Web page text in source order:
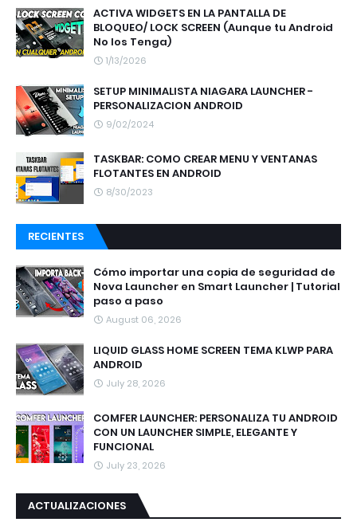
ACTIVA WIDGETS EN LA PANTALLA DE
BLOQUEO/ LOCK SCREEN (Aunque tu Android
No los Tenga)
1/13/2026
SETUP MINIMALISTA NIAGARA LAUNCHER -
PERSONALIZACION ANDROID
9/02/2024
TASKBAR: COMO CREAR MENU Y VENTANAS
FLOTANTES EN ANDROID
8/30/2023
RECIENTES
Cómo importar una copia de seguridad de
Nova Launcher en Smart Launcher | Tutorial
paso a paso
August 06, 2026
LIQUID GLASS HOME SCREEN TEMA KLWP PARA
ANDROID
July 28, 2026
COMFER LAUNCHER: PERSONALIZA TU ANDROID
CON UN LAUNCHER SIMPLE, ELEGANTE Y
FUNCIONAL
July 23, 2026
ACTUALIZACIONES